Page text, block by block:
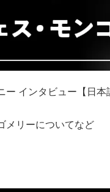
ー インタビュー【日本
メリーについてなど